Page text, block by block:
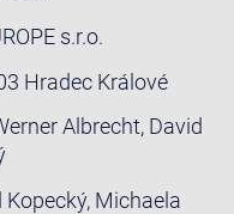
s.r.o.
Hradec Králové
Albrecht, David
Michaela